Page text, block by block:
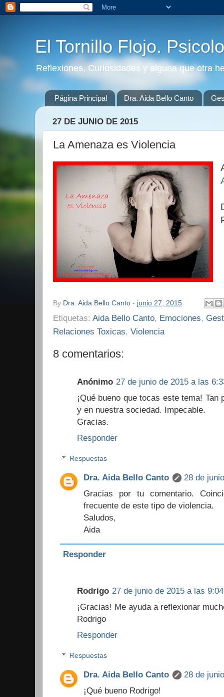
El Tornillo Flojo.
Reflexiones, Curiosidades y alguna que otra
Página Principal Dra. Aida Bello Canto
27 DE JUNIO DE 2015
La Amenaza es Violencia
By Dra. Aida Bello Canto - junio 27, 2015
Etiquetas: Aida Bello Canto, Emociones,
Relaciones Toxicas, Violencia
8 comentarios:
Anónimo 27 de junio de 2015 a las
¡Qué bueno que tocas este tema!
y en nuestra sociedad. Impecable.
Gracias.
Responder
Respuestas
Dra. Aida Bello Canto
28 de
Gracias por tu comentario.
frecuente de este tipo de violencia.
Saludos,
Aida
Responder
Rodrigo 27 de junio de 2015 a las
¡Gracias! Me ayuda a reflexionar
Rodrigo
Responder
Respuestas
Dra. Aida Bello Canto
28 de
¡Qué bueno Rodrigo!